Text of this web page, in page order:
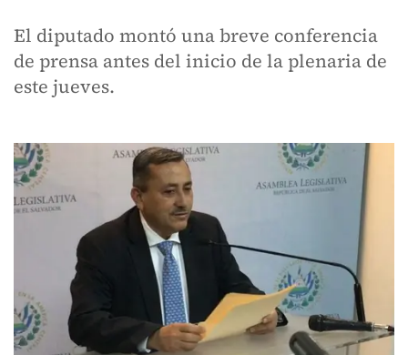
El diputado montó una breve conferencia
de prensa antes del inicio de la plenaria de
este jueves.